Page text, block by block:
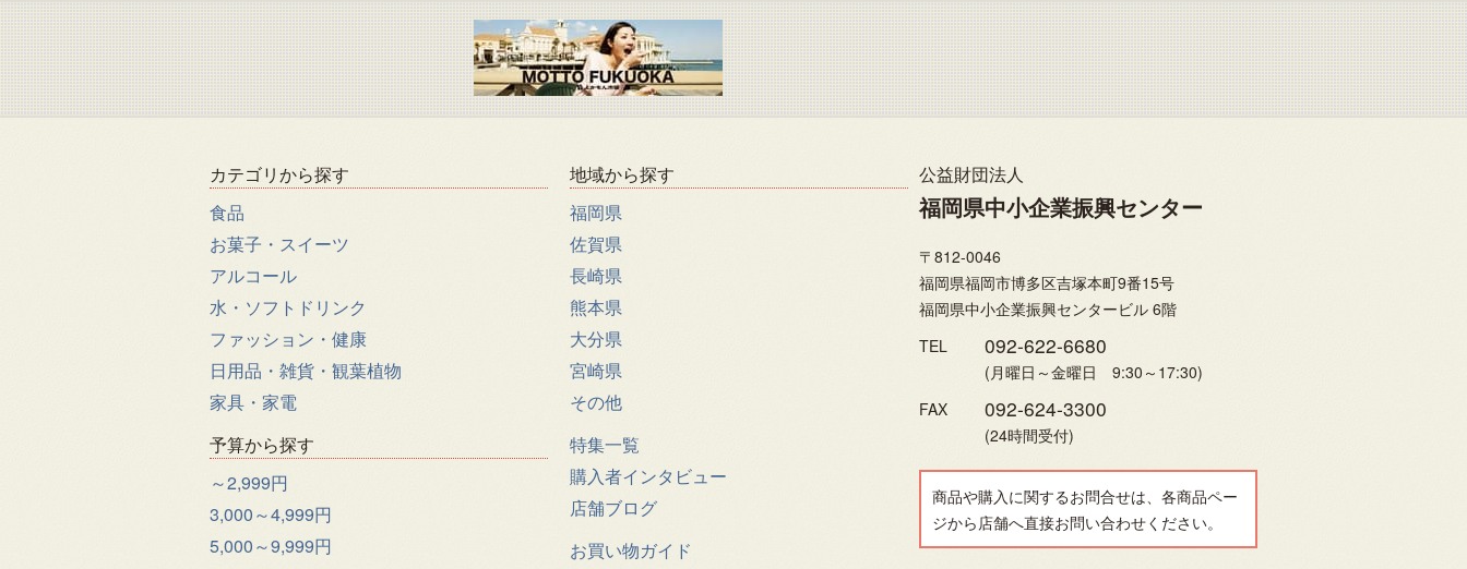
カテゴリから探す
食品
お菓子・スイーツ
アルコール
水・ソフトドリンク
ファッション・健康
日用品・雑貨・観葉植物
家具・家電
予算から探す
～2,999円
3,000～4,999円
5,000～9,999円
地域から探す
福岡県
佐賀県
長崎県
熊本県
大分県
宮崎県
その他
特集一覧
購入者インタビュー
店舗ブログ
お買い物ガイド
公益財団法人
福岡県中小企業振興センター
〒812-0046
福岡県福岡市博多区吉塚本町9番15号
福岡県中小企業振興センタービル 6階
TEL
092-622-6680
(月曜日～金曜日 9:30～17:30)
FAX
092-624-3300
(24時間受付)
商品や購入に関するお問合せは、各商品ペー
ジから店舗へ直接お問い合わせください。